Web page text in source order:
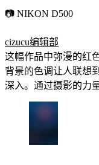
📷 NIKON D500
cizucu编辑部
这幅作品中弥漫的红
背景的色调让人联想
深入。通过摄影的力